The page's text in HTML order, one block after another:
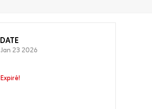
DATE
Jan 23 2026
Expiré!